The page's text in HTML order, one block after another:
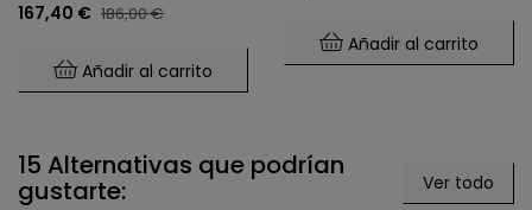
167,40 € 186,00 €
Añadir al carrito
Añadir al carrito
15 Alternativas que podrían
gustarte: Ver todo